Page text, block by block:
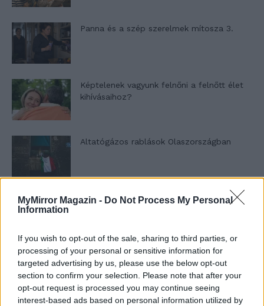
MyMirror Magazin - Do Not Process My Personal
Information
If you wish to opt-out of the sale, sharing to third parties, or
processing of your personal or sensitive information for
targeted advertising by us, please use the below opt-out
section to confirm your selection. Please note that after your
opt-out request is processed you may continue seeing
interest-based ads based on personal information utilized by
Panna és a szép szerelmek mítosza 3.
Képtelenek vagyunk felnőni a felnőtt élet
kihívásaihoz?
Altatógázos rablások Olaszországban
A kislány, akit nem védett meg senki –
T. Barnett: Gyilkosság a Garda-tónál 12.
rész